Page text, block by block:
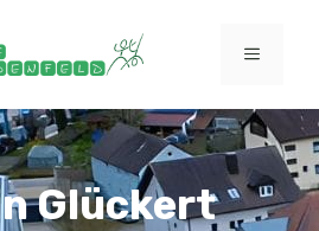
MENÜ
Glückert